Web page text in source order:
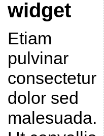
widget
Etiam
pulvinar
consectetur
dolor sed
malesuada.